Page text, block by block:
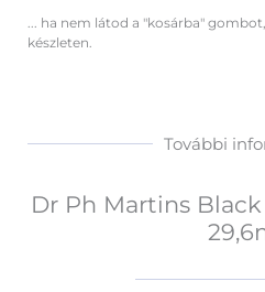
... ha nem látod a "kosárba"
készleten.
További
Dr Ph Martins